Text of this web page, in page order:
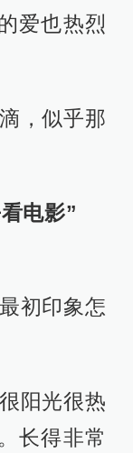
爱也热烈
，似乎那
电影”
初印象怎
阳光很热
长得非常